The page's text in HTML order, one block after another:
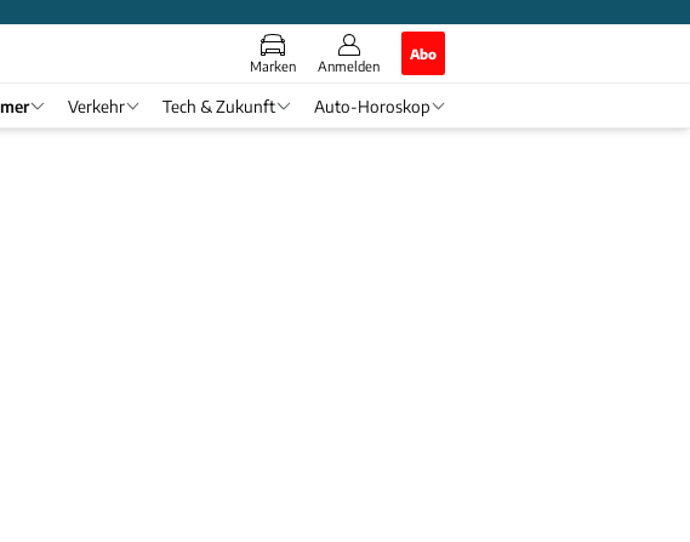
Marken Anmelden
Abo
Verkehr Tech & Zukunft Auto-Horoskop